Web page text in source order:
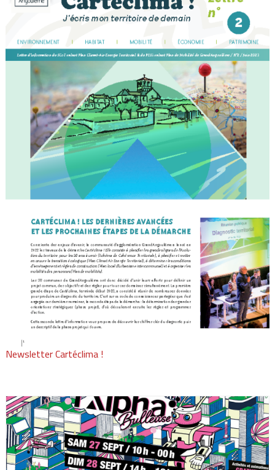
Newsletter Cartéclima !